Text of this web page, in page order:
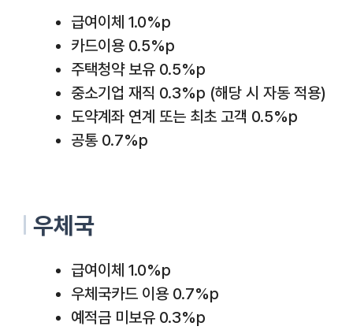
급여이체 1.0%p
카드이용 0.5%p
주택청약 보유 0.5%p
중소기업 재직 0.3%p (해당 시 자동 적용)
도약계좌 연계 또는 최초 고객 0.5%p
공통 0.7%p
우체국
급여이체 1.0%p
우체국카드 이용 0.7%p
예적금 미보유 0.3%p